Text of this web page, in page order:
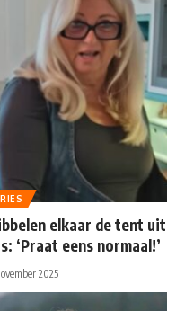
elkaar de tent uit
‘Praat eens normaal!’
2025